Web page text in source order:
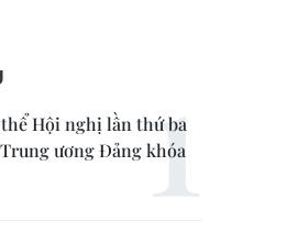
Hội nghị lần thứ ba
ương Đảng khóa